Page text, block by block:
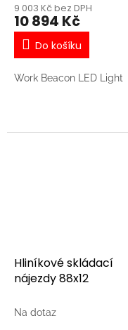
9 003 Kč bez DPH
10 894 Kč
Do košíku
Work Beacon LED Light
Hliníkové skládací
nájezdy 88x12
Na dotaz